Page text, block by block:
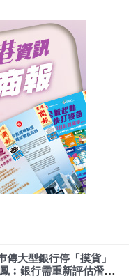
傳大型銀行停「摸貨」